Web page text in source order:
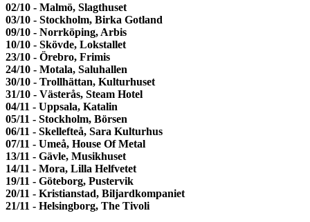
02/10 - Malmö, Slagthuset
03/10 - Stockholm, Birka Gotland
09/10 - Norrköping, Arbis
10/10 - Skövde, Lokstallet
23/10 - Örebro, Frimis
24/10 - Motala, Saluhallen
30/10 - Trollhättan, Kulturhuset
31/10 - Västerås, Steam Hotel
04/11 - Uppsala, Katalin
05/11 - Stockholm, Börsen
06/11 - Skellefteå, Sara Kulturhus
07/11 - Umeå, House Of Metal
13/11 - Gävle, Musikhuset
14/11 - Mora, Lilla Helfvetet
19/11 - Göteborg, Pustervik
20/11 - Kristianstad, Biljardkompaniet
21/11 - Helsingborg, The Tivoli